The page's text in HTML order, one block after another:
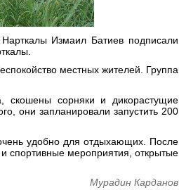
Измаил Батиев подписали
местных жителей. Группа
скошены сорняки и дикорастущие
они запланировали запустить 200
удобно для отдыхающих. После
спортивные мероприятия, открытые
Мурадин Карданов